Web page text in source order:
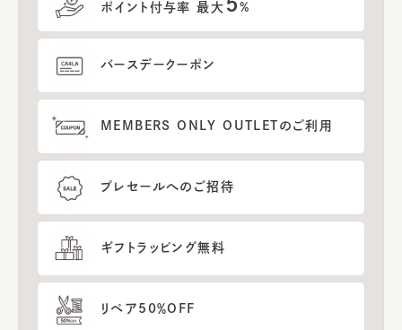
ポイント付与率 最大 %
バースデークーポン
MEMBERS ONLY OUTLETのご利用
プレセールへのご招待
ギフトラッピング無料
リペア50％OFF